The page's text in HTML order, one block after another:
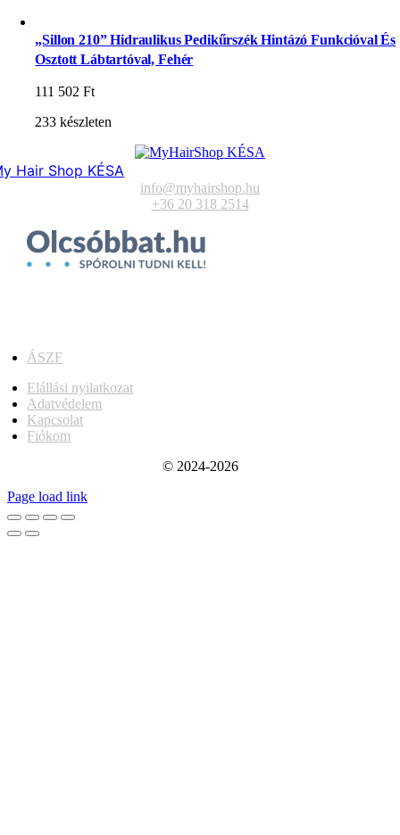
„Sillon 210” Hidraulikus Pedikűrszék Hintázó Funkcióval És
Osztott Lábtartóval, Fehér
111 502Ft
233 készleten
Hair Shop KÉSA
info@myhairshop.hu
+36 20 318 2514
ÁSZF
Elállási nyilatkozat
Adatvédelem
Kapcsolat
Fiókom
© 2024-2026
Page load link